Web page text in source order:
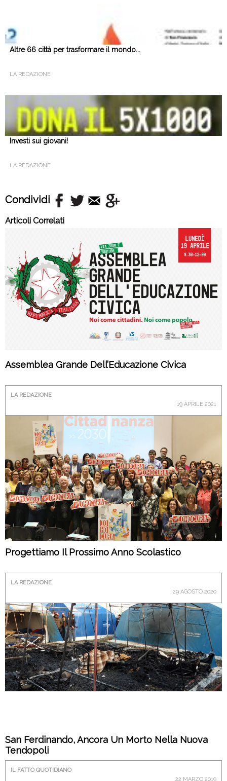
Altre 66 città per trasformare il mondo...
LA REDAZIONE
Investi sui giovani!
LA REDAZIONE
Condividi
Articoli Correlati
Assemblea Grande Dell’Educazione Civica
LA REDAZIONE
19 APRILE 2021
Progettiamo Il Prossimo Anno Scolastico
LA REDAZIONE
29 AGOSTO 2020
San Ferdinando, Ancora Un Morto Nella Nuova
Tendopoli
IL FATTO QUOTIDIANO
22 MARZO 2019